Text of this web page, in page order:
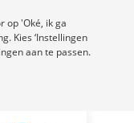
op 'Oké, ik ga
Kies ‘Instellingen
aan te passen.